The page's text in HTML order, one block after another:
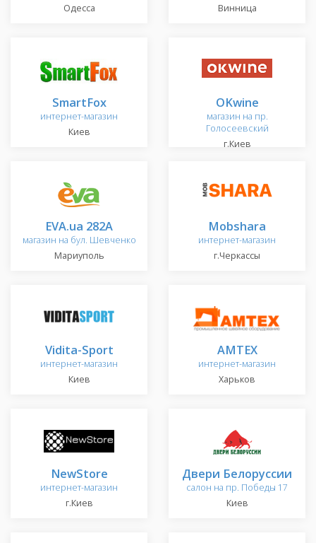
Одесса
Винница
SmartFox
интернет-магазин
Киев
OKwine
магазин на пр.
Голосеевский
г.Киев
EVA.ua 282A
магазин на бул. Шевченко
Мариуполь
Mobshara
интернет-магазин
г.Черкассы
Vidita-Sport
интернет-магазин
Киев
AMTEX
интернет-магазин
Харьков
NewStore
интернет-магазин
г.Киев
Двери Белоруссии
салон на пр. Победы 17
Киев